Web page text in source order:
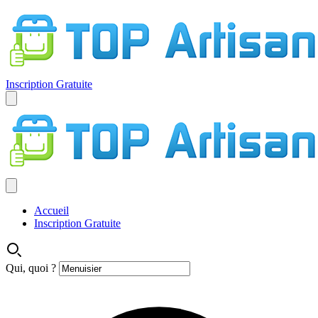
Inscription Gratuite
Accueil
Inscription Gratuite
Qui, quoi ?